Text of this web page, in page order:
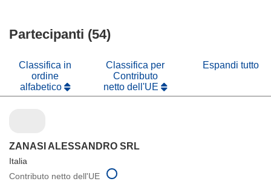
finestra)
Partecipanti (54)
Classifica in
ordine
alfabetico
Classifica per
Contributo
netto dell'UE
Espandi tutto
ZANASI ALESSANDRO SRL
Italia
Contributo netto dell'UE